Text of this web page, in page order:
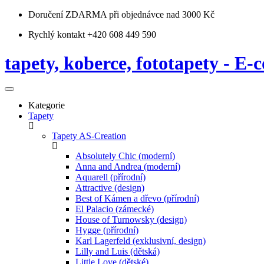
Doručení ZDARMA při objednávce nad 3000 Kč
Rychlý kontakt +420 608 449 590
tapety, koberce, fototapety - E-
Kategorie
Tapety
Tapety AS-Creation
Absolutely Chic (moderní)
Anna and Andrea (moderní)
Aquarell (přírodní)
Attractive (design)
Best of Kámen a dřevo (přírodní)
El Palacio (zámecké)
House of Turnowsky (design)
Hygge (přírodní)
Karl Lagerfeld (exklusivní, design)
Lilly and Luis (dětská)
Little Love (dětské)